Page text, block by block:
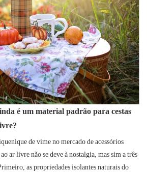
é um material padrão para cestas
de vime no mercado de acessórios
ar livre não se deve à nostalgia, mas sim a três
as propriedades isolantes naturais do